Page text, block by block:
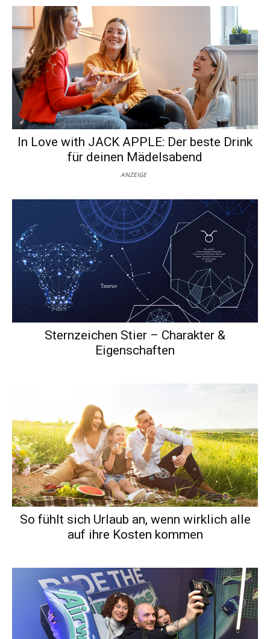
In Love with JACK APPLE: Der beste Drink
für deinen Mädelsabend
ANZEIGE
Sternzeichen Stier – Charakter &
Eigenschaften
So fühlt sich Urlaub an, wenn wirklich alle
auf ihre Kosten kommen